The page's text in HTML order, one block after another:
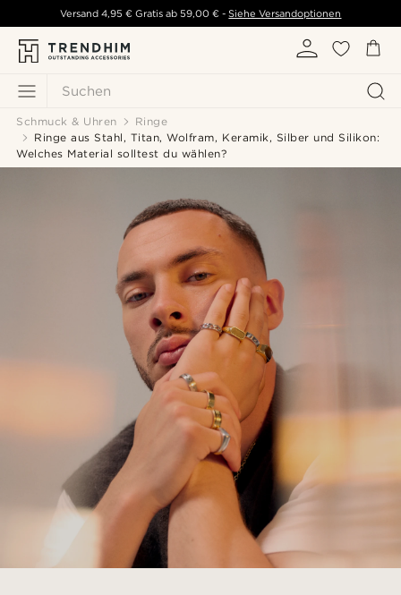
Suchen
Versand 4,95 € Gratis ab 59,00 € - Siehe Versandoptionen
Schmuck & Uhren
Ringe
Ringe aus Stahl, Titan, Wolfram, Keramik, Silber und Silikon:
Welches Material solltest du wählen?